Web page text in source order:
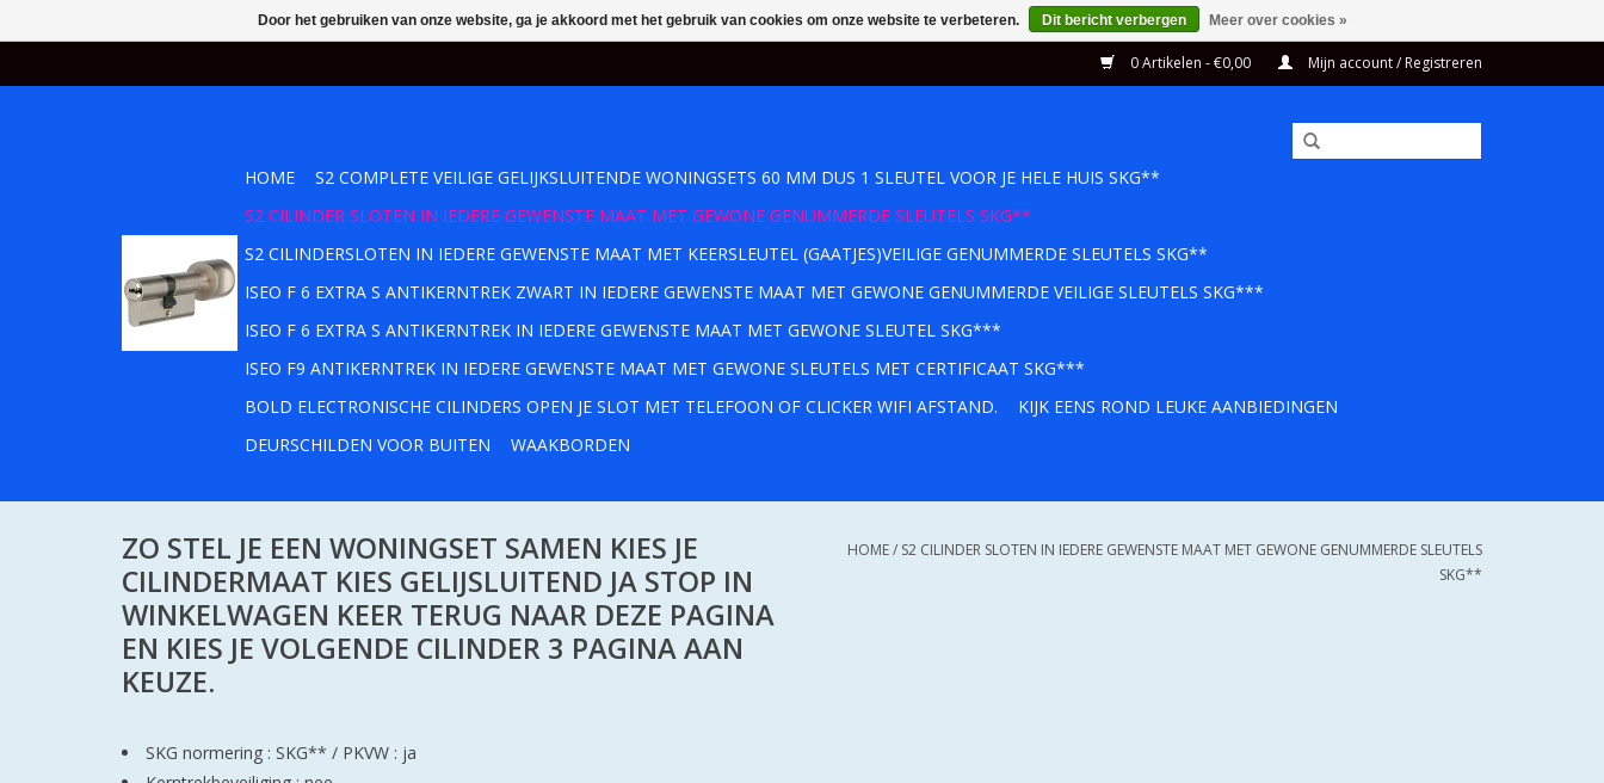
0 Artikelen - €0,00 Mijn account / Registreren
HOME
S2 COMPLETE VEILIGE GELIJKSLUITENDE WONINGSETS 60 MM DUS 1 SLEUTEL VOOR JE HELE HUIS SKG**
S2 CILINDER SLOTEN IN IEDERE GEWENSTE MAAT MET GEWONE GENUMMERDE SLEUTELS SKG**
S2 CILINDERSLOTEN IN IEDERE GEWENSTE MAAT MET KEERSLEUTEL (GAATJES)VEILIGE GENUMMERDE SLEUTELS SKG**
ISEO F 6 EXTRA S ANTIKERNTREK ZWART IN IEDERE GEWENSTE MAAT MET GEWONE GENUMMERDE VEILIGE SLEUTELS SKG***
ISEO F 6 EXTRA S ANTIKERNTREK IN IEDERE GEWENSTE MAAT MET GEWONE SLEUTEL SKG***
ISEO F9 ANTIKERNTREK IN IEDERE GEWENSTE MAAT MET GEWONE SLEUTELS MET CERTIFICAAT SKG***
BOLD ELECTRONISCHE CILINDERS OPEN JE SLOT MET TELEFOON OF CLICKER WIFI AFSTAND.
KIJK EENS ROND LEUKE AANBIEDINGEN
DEURSCHILDEN VOOR BUITEN
WAAKBORDEN
ZO STEL JE EEN WONINGSET SAMEN KIES JE
CILINDERMAAT KIES GELIJSLUITEND JA STOP IN
WINKELWAGEN KEER TERUG NAAR DEZE PAGINA
EN KIES JE VOLGENDE CILINDER 3 PAGINA AAN
KEUZE.
HOME/ S2 CILINDER SLOTEN IN IEDERE GEWENSTE MAAT MET GEWONE GENUMMERDE SLEUTELS
SKG**
SKG normering : SKG** / PKVW : ja
Door het gebruiken van onze website, ga je akkoord met het gebruik van cookies om onze website te verbeteren. Dit bericht verbergen Meer over cookies »